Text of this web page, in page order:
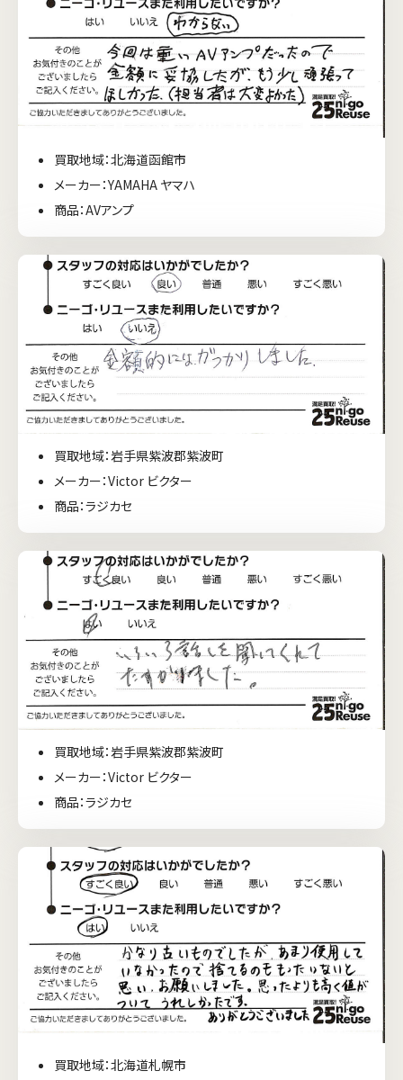
買取地域：北海道函館市
メーカー：YAMAHA ヤマハ
商品：AVアンプ
買取地域：岩手県紫波郡紫波町
メーカー：Victor ビクター
商品：ラジカセ
買取地域：岩手県紫波郡紫波町
メーカー：Victor ビクター
商品：ラジカセ
買取地域：北海道札幌市